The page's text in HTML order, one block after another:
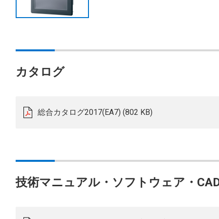
カタログ
総合カタログ2017(EA7) (802 KB)
技術マニュアル・ソフトウェア・